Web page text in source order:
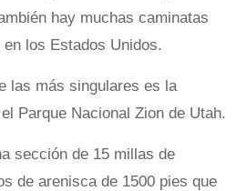
hay muchas caminatas
los Estados Unidos.
las más singulares es la
Parque Nacional Zion de Utah.
sección de 15 millas de
de arenisca de 1500 pies que